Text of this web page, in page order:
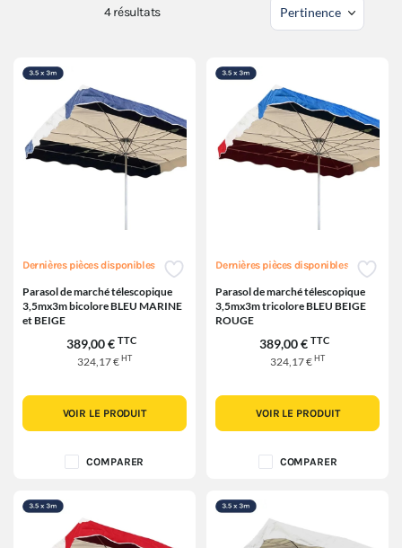
démonter rapidement et individuellement chaque baleine
du parasol forain afin de réparer facilement votre abri.
4résultats
Dernières pièces disponibles
Parasol de marché télescopique
3,5mx3m bicolore BLEU MARINE
et BEIGE
389,00 € TTC
324,17 € HT
VOIR LE PRODUIT
COMPARER
Dernières pièces disponibles
Parasol de marché télescopique
3,5mx3m tricolore BLEU BEIGE
ROUGE
389,00 € TTC
324,17 €HT
VOIR LE PRODUIT
COMPARER